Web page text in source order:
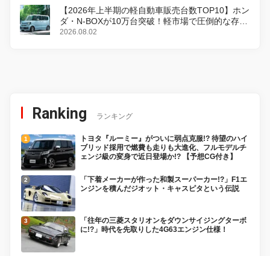
【2026年上半期の軽自動車販売台数TOP10】ホン
ダ・N-BOXが10万台突破！軽市場で圧倒的な存在
感
2026.08.02
Ranking ランキング
トヨタ『ルーミー』がついに弱点克服!? 待望のハイ
ブリッド採用で燃費も走りも大進化、フルモデルチ
ェンジ級の変身で近日登場か!? 【予想CG付き】
「下着メーカーが作った和製スーパーカー!?」F1エ
ンジンを積んだジオット・キャスピタという伝説
「往年の三菱スタリオンをダウンサイジングターボ
に!?」時代を先取りした4G63エンジン仕様！